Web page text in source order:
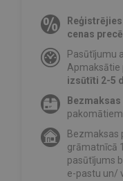
cenas
Pasūtījumu
Apmaksātie
izsūtīti 2-5
Bezmaksas
grāmatnīcā
pasūtījums
e-pastu un/